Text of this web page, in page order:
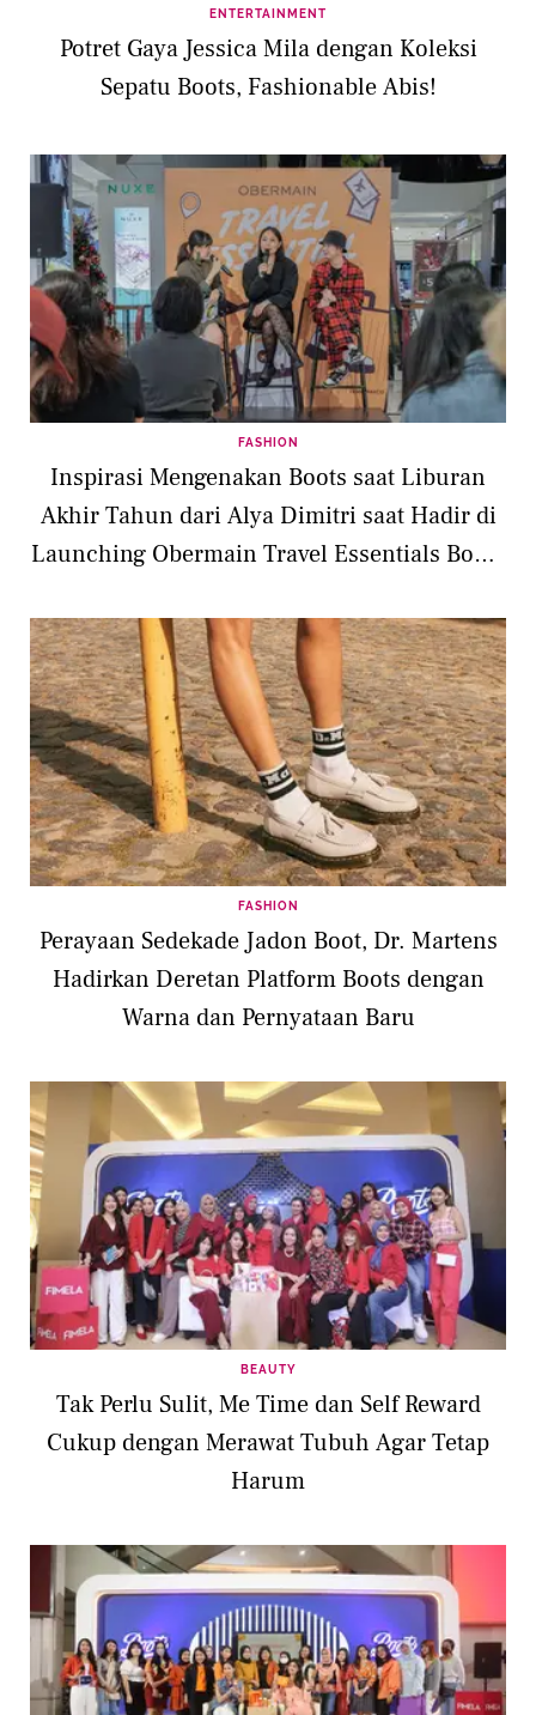
ENTERTAINMENT
Potret Gaya Jessica Mila dengan Koleksi
Sepatu Boots, Fashionable Abis!
FASHION
Inspirasi Mengenakan Boots saat Liburan
Akhir Tahun dari Alya Dimitri saat Hadir di
Launching Obermain Travel Essentials Boots
FASHION
Perayaan Sedekade Jadon Boot, Dr. Martens
Hadirkan Deretan Platform Boots dengan
Warna dan Pernyataan Baru
BEAUTY
Tak Perlu Sulit, Me Time dan Self Reward
Cukup dengan Merawat Tubuh Agar Tetap
Harum